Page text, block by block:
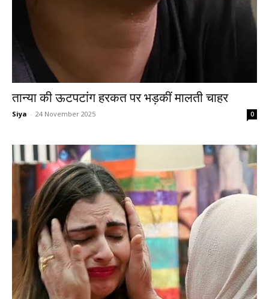
तान्या की ऊटपटांग हरकत पर भड़कीं मालती चाहर
Siya - 24 November 2025 0